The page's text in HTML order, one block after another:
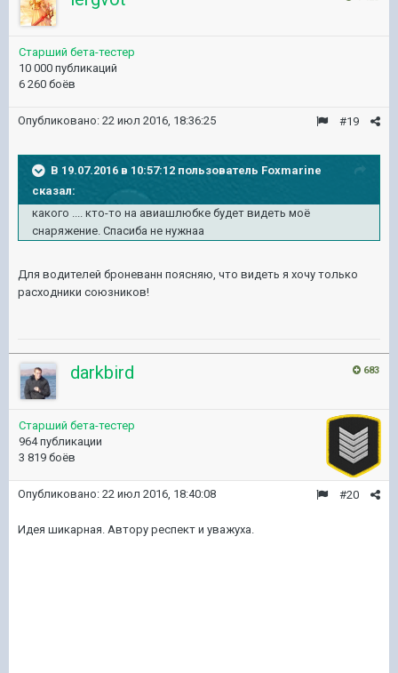
Старший бета-тестер
10 000 публикаций
6 260 боёв
#19
Опубликовано: 22 июл 2016, 18:36:25
В 19.07.2016 в 10:57:12 пользователь Foxmarine
сказал:
какого .... кто-то на авиашлюбке будет видеть моё
снаряжение. Спасиба не нужнаа
Для водителей броневанн поясняю, что видеть я хочу только
расходники союзников!
683
darkbird
Старший бета-тестер
964 публикации
3 819 боёв
#20
Опубликовано: 22 июл 2016, 18:40:08
Идея шикарная. Автору респект и уважуха.